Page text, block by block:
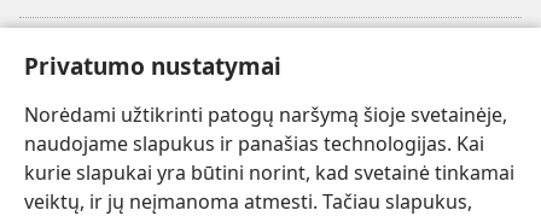
Privatumo nustatymai
Norėdami užtikrinti patogų naršymą šioje svetainėje,
naudojame slapukus ir panašias technologijas. Kai
kurie slapukai yra būtini norint, kad svetainė tinkamai
veiktų, ir jų neįmanoma atmesti. Tačiau slapukus,
(atsiveria
naujas
langas)Sargybos bokšto INTERNETINĖ BIBLIOTEKA
(atsiveria
naujas
langas)JW Hub ®
(atsiveria
naujas